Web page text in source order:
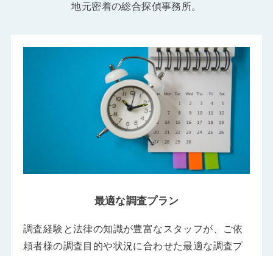
地元密着の総合探偵事務所。
最適な調査プラン
調査経験と法律の知識が豊富なスタッフが、ご依
頼者様の調査目的や状況に合わせた最適な調査プ